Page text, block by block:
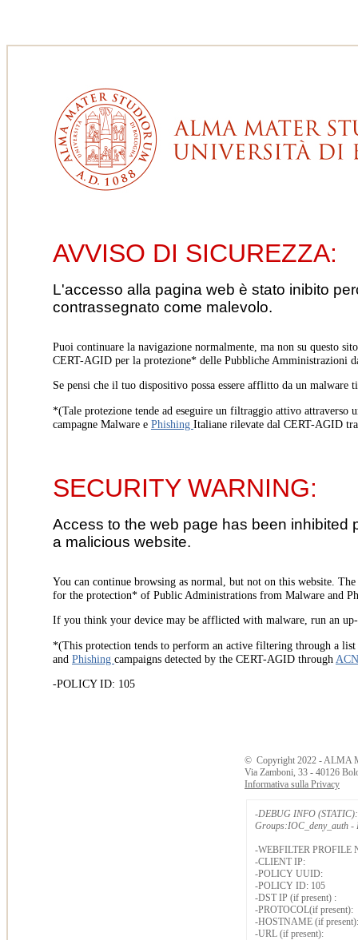
AVVISO DI SICUREZZA:
L'accesso alla pagina web è stato inibito
contrassegnato come malevolo.
Puoi continuare la navigazione normalmente, ma non su questo
CERT-AGID per la protezione* delle Pubbliche Amministrazioni
Se pensi che il tuo dispositivo possa essere afflitto da un
*(Tale protezione tende ad eseguire un filtraggio attivo
campagne Malware e Phishing Italiane rilevate dal CERT-AGID
SECURITY WARNING:
Access to the web page has been
a malicious website.
You can continue browsing as normal, but not on this website.
for the protection* of Public Administrations from Malware and
If you think your device may be afflicted with malware, run an
*(This protection tends to perform an active filtering through a
and Phishing campaigns detected by the CERT-AGID through
-POLICY ID: 105
© Copyright 2022 - ALMA
Via Zamboni, 33 - 40126
Informativa sulla Privacy
-DEBUG INFO (STATIC):
Groups:IOC_deny_auth -
-WEBFILTER PROFILE
-CLIENT IP:
-POLICY UUID:
-POLICY ID: 105
-DST IP (if present) :
-PROTOCOL(if present):
-HOSTNAME (if present):
-URL (if present):